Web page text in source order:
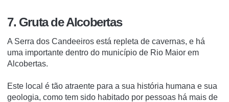
7. Gruta de Alcobertas
A Serra dos Candeeiros está repleta de cavernas, e há
uma importante dentro do município de Rio Maior em
Alcobertas.
Este local é tão atraente para a sua história humana e sua
geologia, como tem sido habitado por pessoas há mais de